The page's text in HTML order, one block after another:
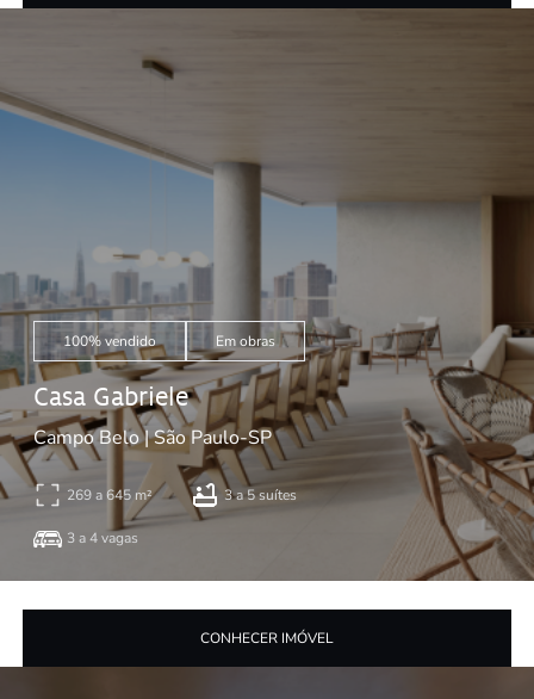
100% vendido Em obras
Casa Gabriele
Campo Belo | São Paulo-SP
269 a 645 m² 3 a 5 suítes
3 a 4 vagas
CONHECER IMÓVEL